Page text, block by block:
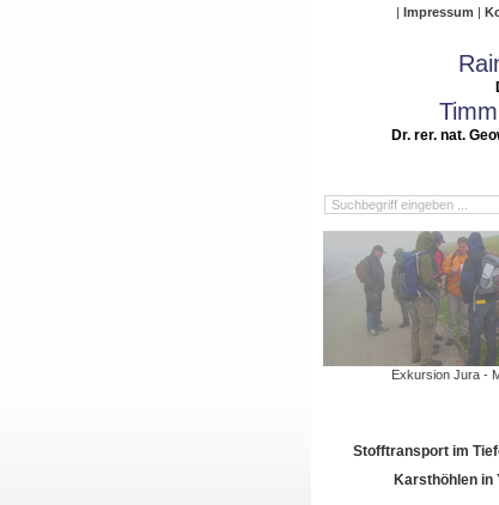
Impressum
Dr. rer. nat.
Exkursion Jura -
Stofftransport im
Karsthöhlen in